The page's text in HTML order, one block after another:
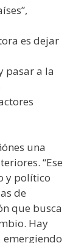
es dejar
pasar a la
una
“Ese
y político
de
que busca
Hay
emergiendo